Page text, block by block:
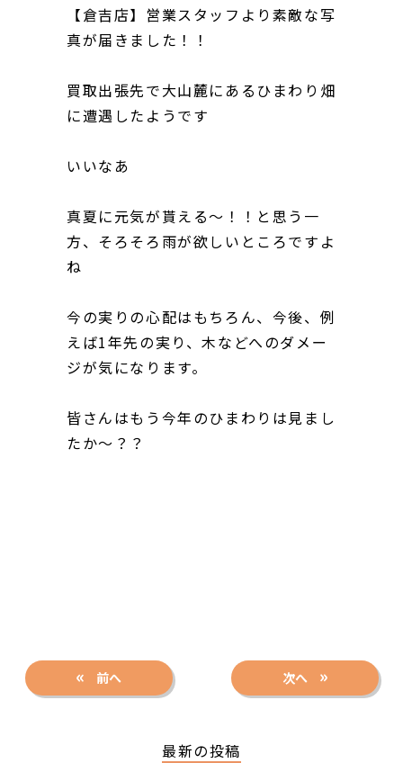
【倉吉店】営業スタッフより素敵な写
真が届きました！！
買取出張先で大山麓にあるひまわり畑
に遭遇したようです
いいなあ
真夏に元気が貰える～！！と思う一
方、そろそろ雨が欲しいところですよ
ね
今の実りの心配はもちろん、今後、例
えば1年先の実り、木などへのダメー
ジが気になります。
皆さんはもう今年のひまわりは見まし
たか～？？
前へ 次へ
最新の投稿